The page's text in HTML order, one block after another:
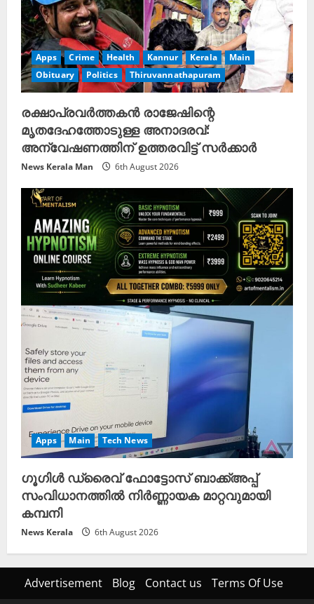
Apps Crime Health Kannur Kerala
Main
Obituary
Politics Thiruvannathapuram
രക്ഷാപ്രവർത്തകൻ രാജേഷിന്റെ
മൃതദേഹത്തോടുള്ള അനാദരവ്:
അന്വേഷണത്തിന് ഉത്തരവിട്ട് സർക്കാർ
News Kerala Man 6th August 2026
Apps Main Tech News
ഗൂഗിൾ ഡ്രൈവ് ഫോട്ടോസ് ബാക്ക്അപ്പ്
സംവിധാനത്തിൽ നിർണ്ണായക മാറ്റവുമായി
കമ്പനി
News Kerala 6th August 2026
Advertisement Blog Contact us Terms Of Use